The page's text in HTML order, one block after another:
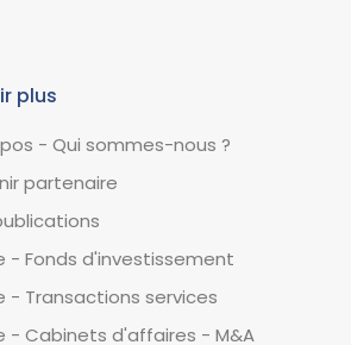
plus
- Qui sommes-nous ?
partenaire
- Fonds d'investissement
- Transactions services
- Cabinets d'affaires - M&A